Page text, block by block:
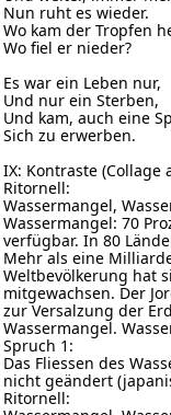
Nun ruht es wieder.
Wo kam der Tropfen
Wo fiel er nieder?
Es war ein Leben nur,
Und nur ein Sterben,
Und kam, auch eine
Sich zu erwerben.
IX: Kontraste (Collage
Ritornell:
Wassermangel,
Wassermangel: 70
verfügbar. In 80
Mehr als eine
Weltbevölkerung hat
mitgewachsen. Der
zur Versalzung der
Wassermangel.
Spruch 1:
Das Fliessen des
nicht geändert
Ritornell: